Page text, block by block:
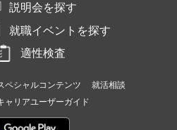
説明会を探す
就職イベントを探す
適性検査
ペシャルコンテンツ
就活相談
ャリアユーザーガイド